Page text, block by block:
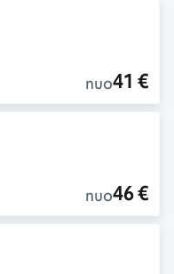
nuo41 €
nuo46 €